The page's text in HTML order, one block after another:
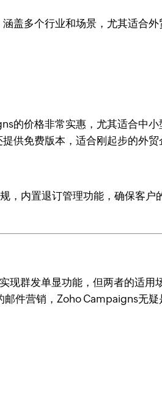
盖多个行业和场景，尤其适合
的价格非常实惠，尤其适合中
供免费版本，适合刚起步的外贸
，内置退订管理功能，确保客
现群发单显功能，但两者的适
件营销，Zoho Campaigns无疑